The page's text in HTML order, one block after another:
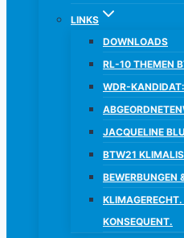
LINKS
DOWNLOADS
RL-10 THEMEN
WDR-
JACQUELINE
BTW21
BEWERBUNGEN
KONSEQUENT.